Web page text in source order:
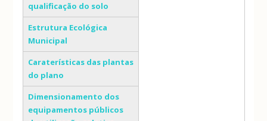
qualificação do solo
Estrutura Ecológica
Municipal
Caraterísticas das plantas
do plano
Dimensionamento dos
equipamentos públicos